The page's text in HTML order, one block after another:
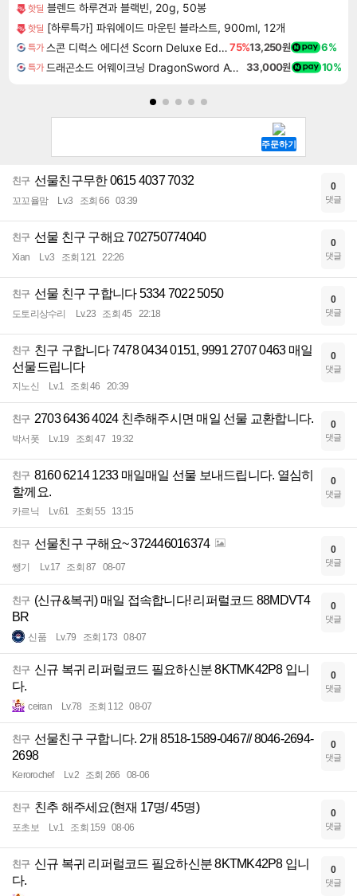
핫딜 블렌드 하루견과 블랙빈, 20g, 50봉
핫딜 [하루특가] 파워에이드 마운틴 블라스트, 900ml, 12개
특가 스콘 디럭스 에디션 Scorn Deluxe Edition75%13,250원 6%
특가 드래곤소드 어웨이크닝 DragonSword Awakening 33,000원 10%
친구 선물친구무한 0615 4037 7032
꼬꼬율맘 Lv.3 조회 66 03:39
0
댓글
친구 선물 친구 구해요 702750774040
Xian Lv.3 조회 121 22:26
0
댓글
친구 선물 친구 구합니다 5334 7022 5050
도토리상수리 Lv.23 조회 45 22:18
0
댓글
친구 친구 구합니다 7478 0434 0151, 9991 2707 0463 매일
선물드립니다
지노신 Lv.1 조회 46 20:39
0
댓글
친구 2703 6436 4024 친추해주시면 매일 선물 교환합니다.
박서폿 Lv.19 조회 47 19:32
0
댓글
친구 8160 6214 1233 매일매일 선물 보내드립니다. 열심히
할께요.
카르닉 Lv.61 조회 55 13:15
0
댓글
친구 선물친구 구해요~ 372446016374
쌩기 Lv.17 조회 87 08-07
0
댓글
친구 (신규&복귀) 매일 접속합니다! 리퍼럴코드 88MDVT4
BR
신품 Lv.79 조회 173 08-07
0
댓글
친구 신규 복귀 리퍼럴코드 필요하신분 8KTMK42P8 입니
다.
ceiran Lv.78 조회 112 08-07
0
댓글
친구 선물친구 구합니다. 2개 8518-1589-0467// 8046-2694-
2698
Kerorochef Lv.2 조회 266 08-06
0
댓글
친구 친추 해주세요(현재 17명/ 45명)
포초보 Lv.1 조회 159 08-06
0
댓글
친구 신규 복귀 리퍼럴코드 필요하신분 8KTMK42P8 입니
다.
0
댓글